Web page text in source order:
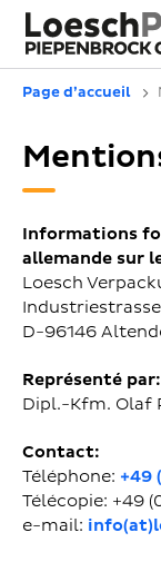
Page d’accueil
Informations
allemande sur
Loesch
Industriestrasse
D-96146
Représenté par:
Dipl.-Kfm. Olaf
Contact:
Téléphone: +49
Télécopie: +49
e-mail: